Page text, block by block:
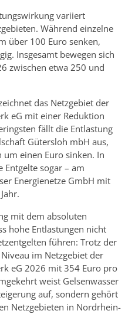
variiert
Während einzelne
über 100 Euro senken,
Insgesamt bewegen sich
zwischen etwa 250 und
das Netzgebiet der
eG mit einer Reduktion
fällt die Entlastung
Gütersloh mbH aus,
einen Euro sinken. In
Entgelte sogar – am
Energienetze GmbH mit
mit dem absoluten
hohe Entlastungen nicht
führen: Trotz der
im Netzgebiet der
eG 2026 mit 354 Euro pro
weist Gelsenwasser
auf, sondern gehört
Netzgebieten in Nordrhein-